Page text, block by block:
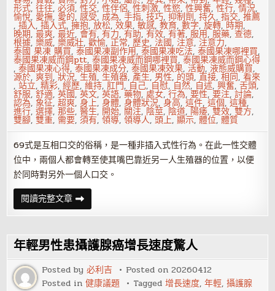
形式,往往,必須,性交,性伴侶,性刺激,性慾,性興奮,性行,情況,
愉悅, 愛撫, 愛的,感受, 成為,手指,技巧,抑制劑,持久,指交,推薦
,插入,插入式,擁抱,放松,效果,敏感,教育,數字,旋轉, 時期,
晚期,最爽,最近, 會有,有力,有助,有效,有著,服用,服藥,查德,
根據,樂威,樂威壯,歡愉,正常,歷史, 法國, 注意, 注意力,
泰國 果凍 購買,泰國果凍副作用,泰國果凍吃法,泰國果凍哪裡買,
泰國果凍威而鋼ptt,泰國果凍威而鋼哪裡買,泰國果凍威而鋼心得
,泰國果凍心得,泰國果凍成分,泰國果凍效果,活動,液態威購買,
源於,爽到,狀況,生殖,生殖器,產生, 男性, 的頭,直接,相同,看來
,站立,精彩,經歷,維持,肛門, 自己, 自慰, 自然, 自述,興奮,舌頭,
舒服,舒適,英國,英文,英語,藥物,處女,行為,要性,要注,討論,
認為, 象征,超爽,身上,身體,身體狀況,身高,這件,這個,這種,
進行,選擇,那些,醫生, 開始, 關注, 陰莖, 陰道, 陽痿,雙效,雙方,
雙腳,雙重, 需要,須有,領導,領導人,頭上,顯示,體位,體質
69式是互相口交的俗稱，是一種非插入式性行為。在此一性交體
位中，兩個人都會轉至使其嘴巴靠近另一人生殖器的位置，以便
於同時對另外一個人口交。
閱讀完整文章性
愛
姿
69
式
口
交
年輕男性患攝護腺癌增長速度驚人
Posted by必利吉 Posted on20260412
Posted in健康議題 Tagged增長速度,年輕,攝護腺